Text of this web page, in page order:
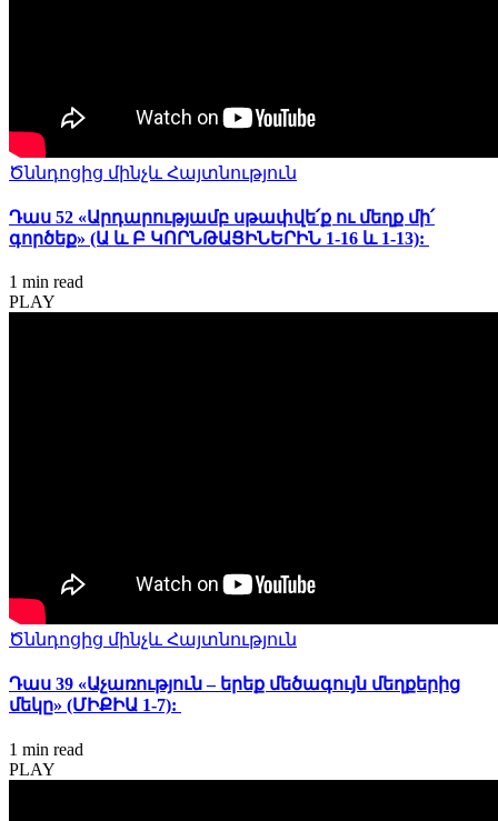
Ծննդոցից մինչև Հայտնություն
Դաս 52 «Արդարությամբ սթափվե՛ք ու մեղք մի՛
գործեք» (Ա և Բ ԿՈՐՆԹԱՑԻՆԵՐԻՆ 1-16 և 1-13):
1 min read
PLAY
Ծննդոցից մինչև Հայտնություն
Դաս 39 «Աչառություն – երեք մեծագույն մեղքերից
մեկը» (ՄԻՔԻԱ 1-7):
1 min read
PLAY